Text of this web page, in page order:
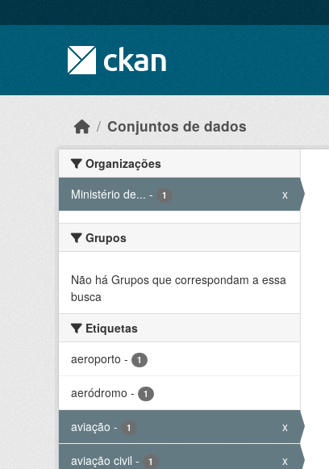
Conjuntos de dados
Organizações
Ministério de... - 1 x
Grupos
Não há Grupos que correspondam a essa
busca
Etiquetas
aeroporto - 1
aeródromo - 1
aviação - 1 x
aviação civil - 1 x